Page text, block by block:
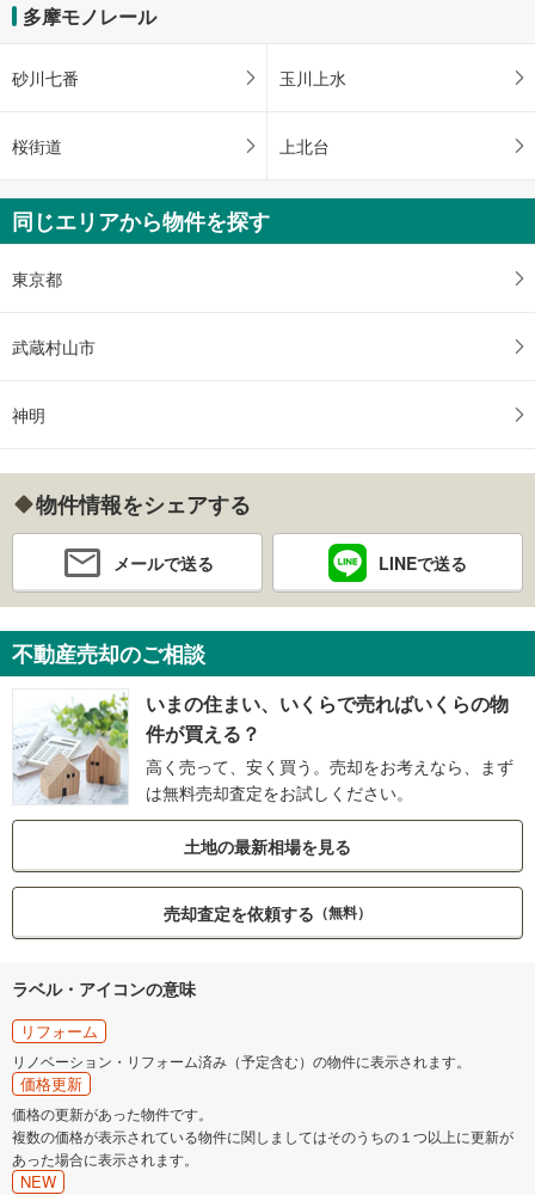
多摩モノレール
砂川七番 玉川上水
桜街道 上北台
同じエリアから物件を探す
東京都
武蔵村山市
神明
物件情報をシェアする
メールで送る LINEで送る
不動産売却のご相談
いまの住まい、いくらで売ればいくらの物
件が買える？
高く売って、安く買う。売却をお考えなら、まず
は無料売却査定をお試しください。
土地の最新相場を見る
売却査定を依頼する （無料）
ラベル・アイコンの意味
リフォーム
リノベーション・リフォーム済み（予定含む）の物件に表示されます。
価格更新
価格の更新があった物件です。
複数の価格が表示されている物件に関しましてはそのうちの１つ以上に更新が
あった場合に表示されます。
NEW